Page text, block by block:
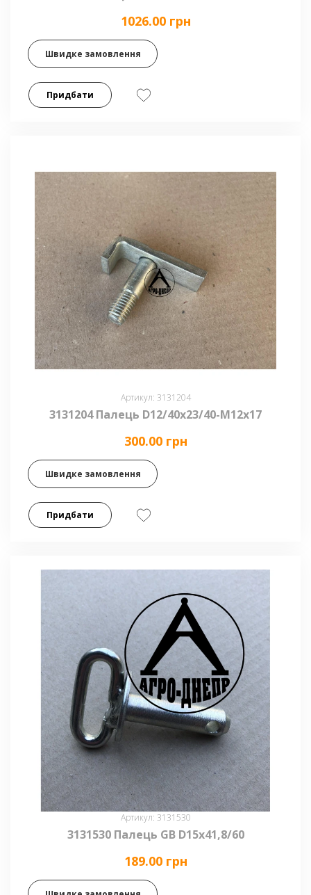
1026.00 грн
Швидке замовлення
Придбати
Артикул: 3131204
3131204 Палець D12/40x23/40-M12x17
300.00 грн
Швидке замовлення
Придбати
Артикул: 3131530
3131530 Палець GB D15x41,8/60
189.00 грн